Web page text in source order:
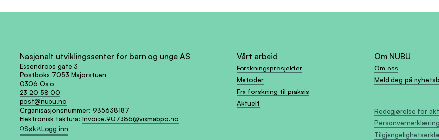
Nasjonalt utviklingssenter for barn og unge AS
Essendrops gate 3
Postboks 7053 Majorstuen
0306 Oslo
23 20 58 00
post@nubu.no
Organisasjonsnummer: 985638187
Elektronisk faktura: Invoice.907386@vismabpo.no
Søk
Logg inn
Vårt arbeid
Forskningsprosjekter
Metoder
Fra forskning til praksis
Aktuelt
Om NUBU
Om oss
Meld deg på
Redegjørelse for